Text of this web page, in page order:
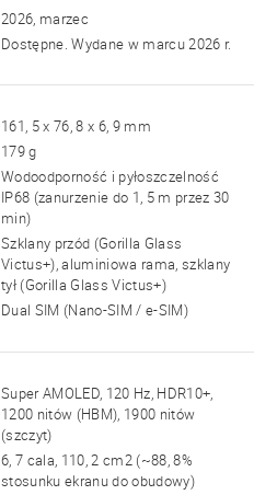
2026, marzec
Dostępne. Wydane w marcu 2026 r.
161, 5 x 76, 8 x 6, 9 mm
179 g
Wodoodporność i pyłoszczelność
IP68 (zanurzenie do 1, 5 m przez 30
min)
Szklany przód (Gorilla Glass
Victus+), aluminiowa rama, szklany
tył (Gorilla Glass Victus+)
Dual SIM (Nano-SIM / e-SIM)
Super AMOLED, 120 Hz, HDR10+,
1200 nitów (HBM), 1900 nitów
(szczyt)
6, 7 cala, 110, 2 cm2 (~88, 8%
stosunku ekranu do obudowy)